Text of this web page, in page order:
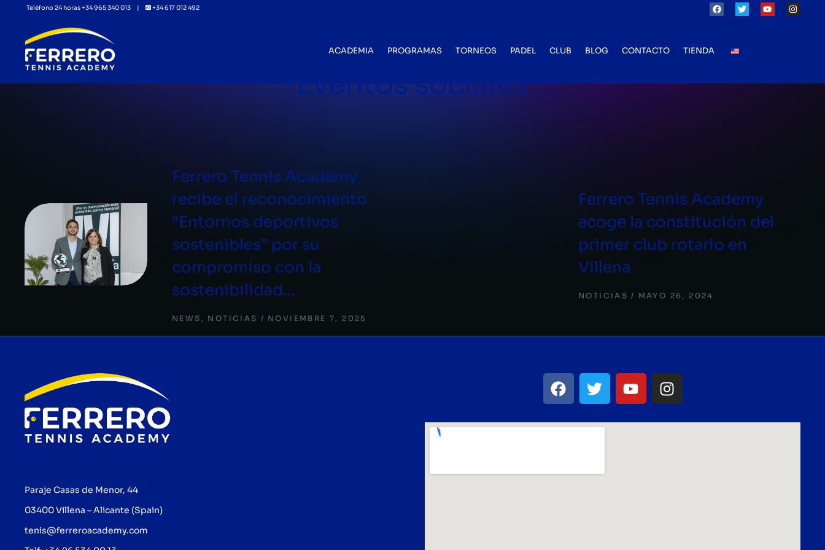
Teléfono 24 horas +34 965 340 013 | +34 617 012 492
ACADEMIA PROGRAMAS TORNEOS PADEL CLUB BLOG CONTACTO TIENDA
Eventos sociales
Ferrero Tennis Academy
recibe el reconocimiento
“Entornos deportivos
sostenibles” por su
compromiso con la
sostenibilidad…
NEWS , NOTICIAS NOVIEMBRE 7, 2025
Ferrero Tennis Academy
acoge la constitución del
primer club rotario en
Villena
NOTICIAS MAYO 26, 2024
Paraje Casas de Menor, 44
03400 Villena – Alicante (Spain)
tenis@ferreroacademy.com